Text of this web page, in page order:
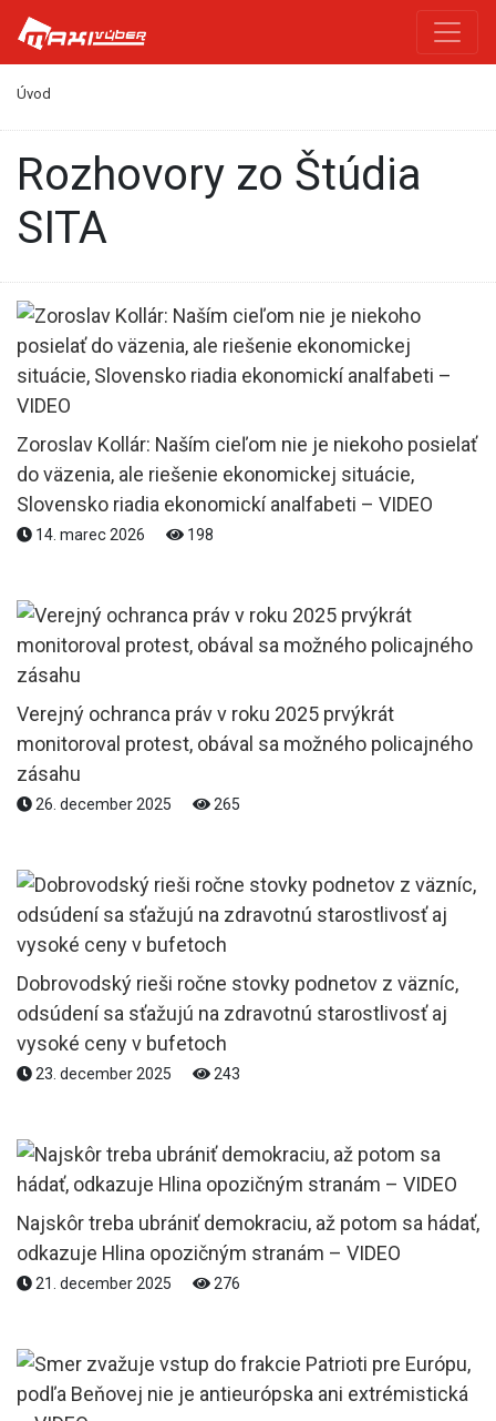
Úvod
Rozhovory zo Štúdia
SITA
Zoroslav Kollár: Naším cieľom nie je niekoho posielať
do väzenia, ale riešenie ekonomickej situácie,
Slovensko riadia ekonomickí analfabeti – VIDEO
14. marec 2026 198
Verejný ochranca práv v roku 2025 prvýkrát
monitoroval protest, obával sa možného policajného
zásahu
26. december 2025 265
Dobrovodský rieši ročne stovky podnetov z väzníc,
odsúdení sa sťažujú na zdravotnú starostlivosť aj
vysoké ceny v bufetoch
23. december 2025 243
Najskôr treba ubrániť demokraciu, až potom sa hádať,
odkazuje Hlina opozičným stranám – VIDEO
21. december 2025 276